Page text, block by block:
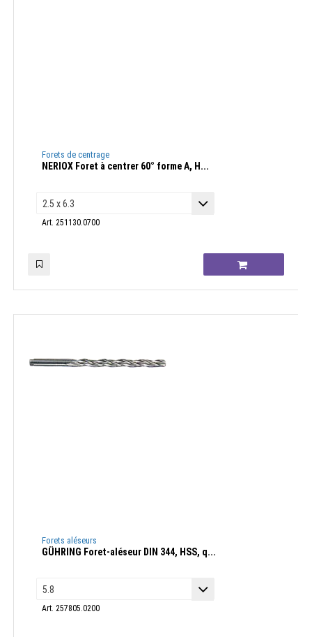
Forets de centrage
NERIOX Foret à centrer 60° forme A, H...
Art. 251130.0700
Forets aléseurs
GÜHRING Foret-aléseur DIN 344, HSS, q...
Art. 257805.0200